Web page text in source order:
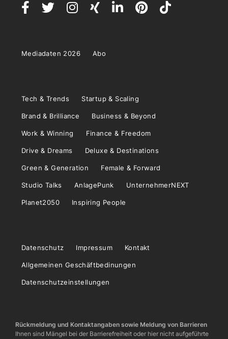
Mediadaten 2026 Abo
Tech & Trends Startup & Scaling
Brand & Brilliance Business & Beyond
Work & Winning Finance & Freedom
Drive & Dreams Deluxe & Destinations
Green & Generation Female & Forward
Studio Talks AnlagePunk UnternehmerNEXT
Planet2050 Inspiring People
Datenschutz Impressum Kontakt
Allgemeinen Geschäftbedinungen
Datenschutzeinstellungen
Rückmeldung und Kontaktangaben sowie Meldung von Barrieren
Ihnen sind Mängel bei der Barrierefreiheit oder hier nicht aufgeführte